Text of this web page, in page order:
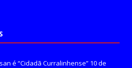
é “Cidadã Curralinhense” 10 de